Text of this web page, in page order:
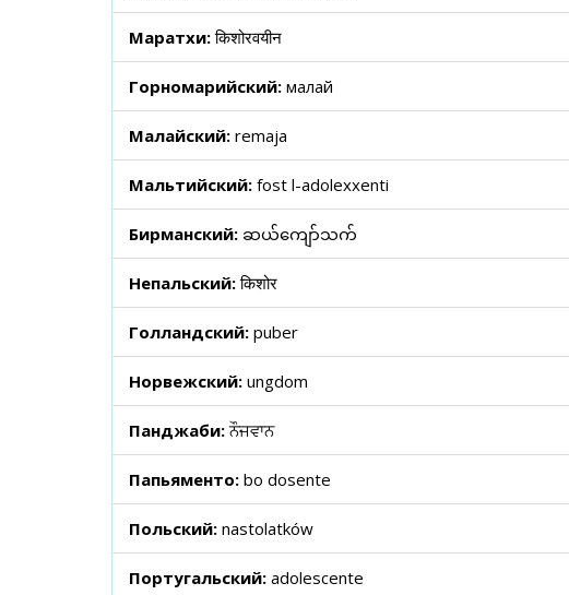
Маратхи:किशोरवयीन
Горномарийский: малай
Малайский: remaja
Мальтийский: fost l-adolexxenti
Бирманский: ဆယ်ကျော်သက်
Непальский:किशोर
Голландский: puber
Норвежский: ungdom
Панджаби:ਨੌਜਵਾਨ
Папьяменто: bo dosente
Польский: nastolatków
Португальский: adolescente